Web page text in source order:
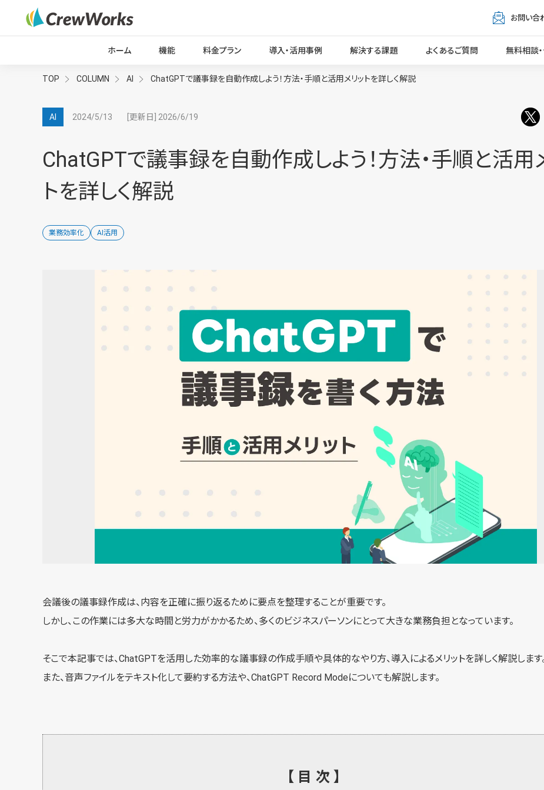
お問い合
ホーム 機能 料金プラン 導入・活用事例 解決する課題 よくあるご質問 無料相談
TOP COLUMN AI ChatGPTで議事録を自動作成しよう！方法・手順と活用メリットを詳しく解説
AI 2024/5/13 [更新日] 2026/6/19
ChatGPTで議事録を自動作成しよう！方法・手順と活用
トを詳しく解説
業務効率化 AI活用
会議後の議事録作成は、内容を正確に振り返るために要点を整理することが重要です。
しかし、この作業には多大な時間と労力がかかるため、多くのビジネスパーソンにとって大きな業務負担となっています。
そこで本記事では、ChatGPTを活用した効率的な議事録の作成手順や具体的なやり方、導入によるメリットを詳しく解説します
また、音声ファイルをテキスト化して要約する方法や、ChatGPT Record Modeについても解説します。
【目次】